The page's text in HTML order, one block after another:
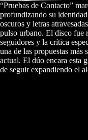
“Pruebas de Contacto”
profundizando su
oscuros y letras
pulso urbano. El disco fue
seguidores y la crítica
una de las propuestas
actual. El dúo encara esta
de seguir expandiendo el